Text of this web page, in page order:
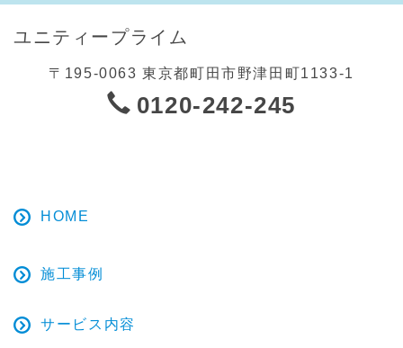
ユニティープライム
〒195-0063 東京都町田市野津田町1133-1
0120-242-245
HOME
施工事例
サービス内容